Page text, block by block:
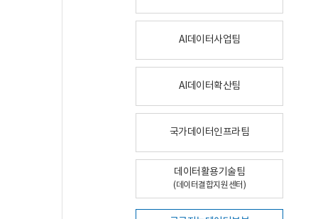
AI데이터사업팀
AI데이터확산팀
국가데이터인프라팀
데이터활용기술팀
(데이터결합지원센터)